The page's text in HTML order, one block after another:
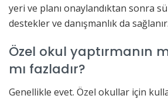
yeri ve planı onaylandıktan sonra
destekler ve danışmanlık da sağlanır.
Özel okul yaptırmanın
mı fazladır?
Genellikle evet. Özel okullar için